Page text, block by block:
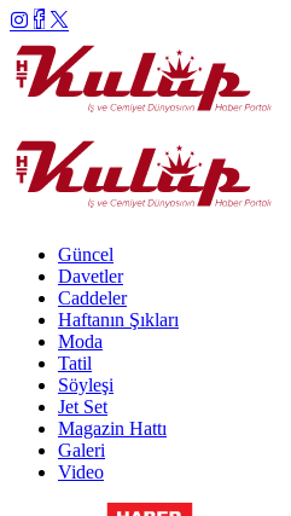
Güncel
Davetler
Caddeler
Haftanın Şıkları
Moda
Tatil
Söyleşi
Jet Set
Magazin Hattı
Galeri
Video